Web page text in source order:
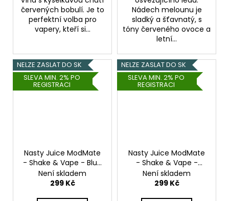
červených bobulí. Je to
perfektní volba pro
vapery, kteří si...
Nádech melounu je
sladký a šťavnatý, s
tóny červeného ovoce a
letní...
NELZE ZASLAT DO SK
SLEVA MIN. 2% PO
REGISTRACI
Nasty Juice ModMate
- Shake & Vape - Blue
Raspberry Bubblegum
- 20ml
Není skladem
299 Kč
NELZE ZASLAT DO SK
SLEVA MIN. 2% PO
REGISTRACI
Nasty Juice ModMate
- Shake & Vape -
Tobacco Gold - 20ml
Není skladem
299 Kč